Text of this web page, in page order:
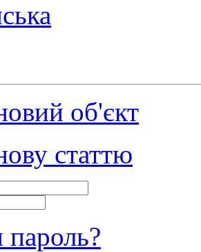
об'єкт
статтю
пароль?